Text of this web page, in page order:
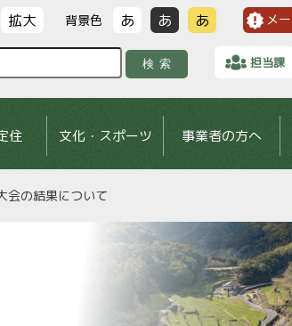
拡大 背景色 あ あ あ メ
検索 担当課
住 文化・スポーツ 事業者の方へ
会の結果について